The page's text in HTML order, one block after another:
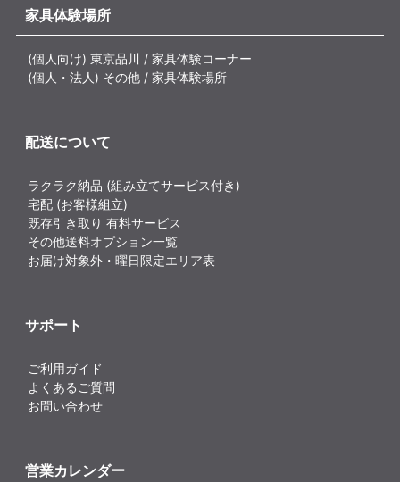
家具体験場所
(個人向け) 東京品川 / 家具体験コーナー
(個人・法人) その他 / 家具体験場所
配送について
ラクラク納品 (組み立てサービス付き)
宅配 (お客様組立)
既存引き取り 有料サービス
その他送料オプション一覧
お届け対象外・曜日限定エリア表
サポート
ご利用ガイド
よくあるご質問
お問い合わせ
営業カレンダー